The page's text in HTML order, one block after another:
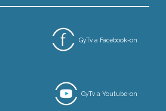
GyTv a Facebook-on
GyTv a Youtube-on